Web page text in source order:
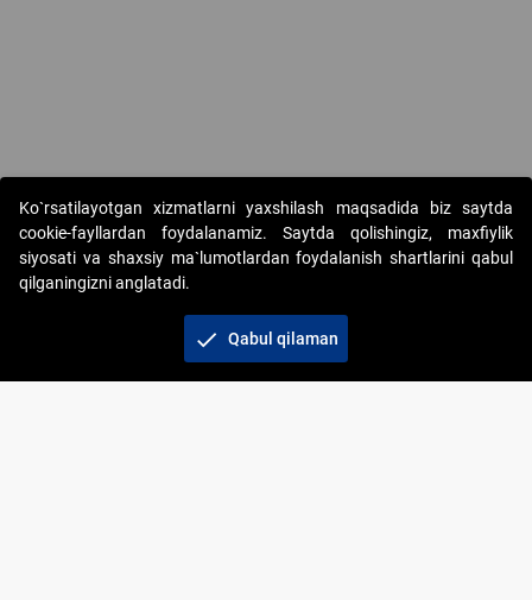
Copyright © 2017-2026. "Elektron onlayn-auksionlarni
tashkil etish" AJ. Barcha huquqlar himoyalangan
Ko`rsatilayotgan xizmatlarni yaxshilash maqsadida biz saytda
cookie-fayllardan foydalanamiz. Saytda qolishingiz, maxfiylik
siyosati va shaxsiy ma`lumotlardan foydalanish shartlarini qabul
qilganingizni anglatadi.
check Qabul qilaman